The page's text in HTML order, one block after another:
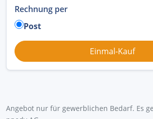
Rechnung per
Post
Angebot nur für gewerblichen Bedarf. Es